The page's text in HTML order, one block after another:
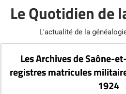
Le Quotidien de
L'actualité de la
Les Archives de Saône-
registres matricules
1924